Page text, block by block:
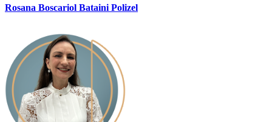
Rosana Boscariol Bataini Polizel